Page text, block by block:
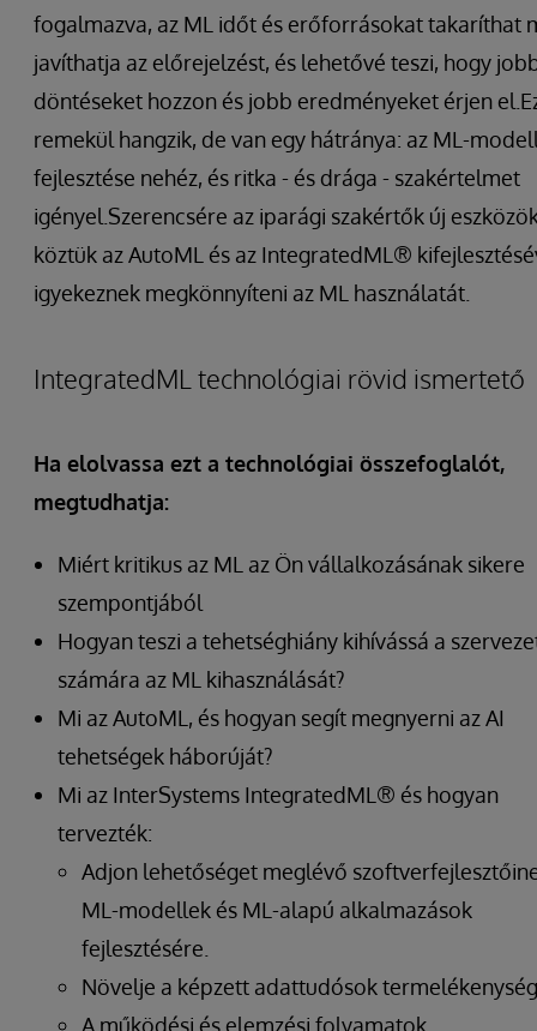
fogalmazva, az ML időt és erőforrásokat takaríthat
javíthatja az előrejelzést, és lehetővé teszi, hogy
döntéseket hozzon és jobb eredményeket érjen
remekül hangzik, de van egy hátránya: az ML-
fejlesztése nehéz, és ritka - és drága - szakértelmet
igényel.Szerencsére az iparági szakértők új
köztük az AutoML és az IntegratedML®
igyekeznek megkönnyíteni az ML használatát.
IntegratedML technológiai rövid ismertető
Ha elolvassa ezt a technológiai összefoglalót,
megtudhatja:
Miért kritikus az ML az Ön vállalkozásának sikere
szempontjából
Hogyan teszi a tehetséghiány kihívássá a
számára az ML kihasználását?
Mi az AutoML, és hogyan segít megnyerni az AI
tehetségek háborúját?
Mi az InterSystems IntegratedML® és hogyan
tervezték:
Adjon lehetőséget meglévő
ML-modellek és ML-alapú alkalmazások
fejlesztésére.
Növelje a képzett adattudósok
A működési és elemzési folyamatok